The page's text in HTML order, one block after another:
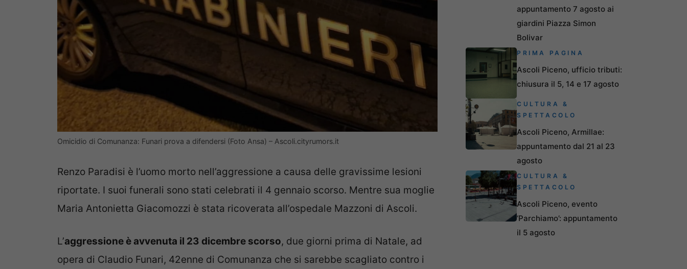
Omicidio di Comunanza: Funari prova a difendersi (Foto Ansa) – Ascoli.cityrumors.it
Renzo Paradisi è l’uomo morto nell’aggressione a causa delle gravissime lesioni
riportate. I suoi funerali sono stati celebrati il 4 gennaio scorso. Mentre sua moglie
Maria Antonietta Giacomozzi è stata ricoverata all’ospedale Mazzoni di Ascoli.
L’aggressione è avvenuta il 23 dicembre scorso, due giorni prima di Natale, ad
opera di Claudio Funari, 42enne di Comunanza che si sarebbe scagliato contro i
appuntamento 7 agosto ai
giardini Piazza Simon
Bolivar
PRIMA PAGINA
Ascoli Piceno, ufficio tributi:
chiusura il 5, 14 e 17 agosto
CULTURA &
SPETTACOLO
Ascoli Piceno, Armillae:
appuntamento dal 21 al 23
agosto
CULTURA &
SPETTACOLO
Ascoli Piceno, evento
‘Parchiamo’: appuntamento
il 5 agosto